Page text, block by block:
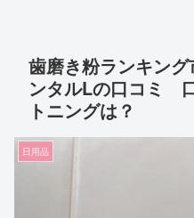
歯磨き粉ランキン
ンタルLの口コミ
トニングは？
日用品